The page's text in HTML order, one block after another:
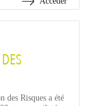
des Risques a été